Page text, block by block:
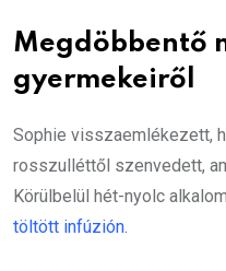
Megdöbbentő
gyermekeiről
Sophie visszaemlékezett,
rosszulléttől szenvedett,
Körülbelül hét-nyolc
töltött infúzión.